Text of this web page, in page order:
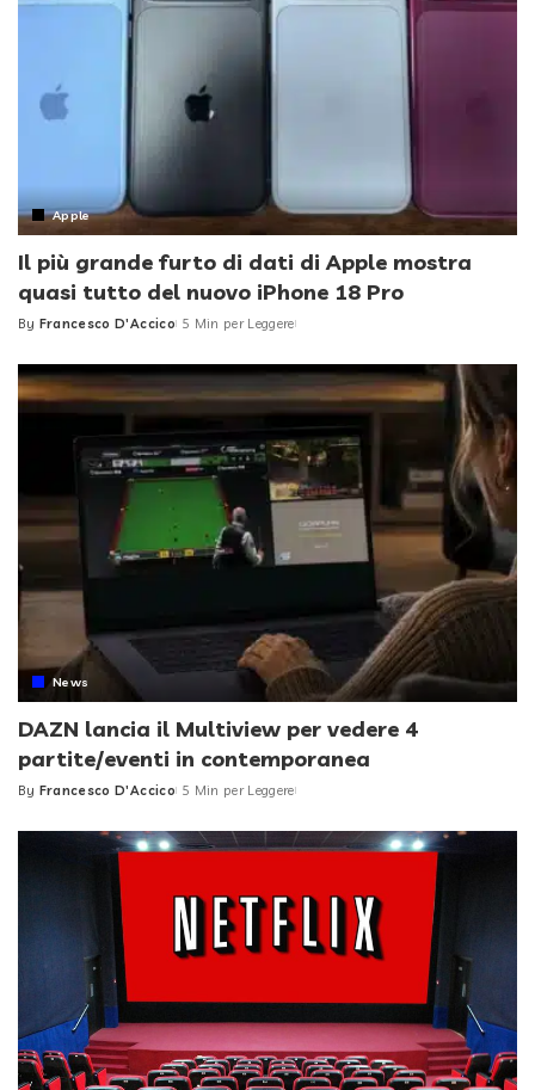
Apple
Il più grande furto di dati di Apple mostra
quasi tutto del nuovo iPhone 18 Pro
Posted
By Francesco D'Accico 5 Min per Leggere
News
DAZN lancia il Multiview per vedere 4
partite/eventi in contemporanea
Posted
By Francesco D'Accico 5 Min per Leggere